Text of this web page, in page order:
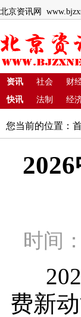
北京资讯网
资讯 社会 财
快讯
法制 经
您当前的位置：
时间
费新